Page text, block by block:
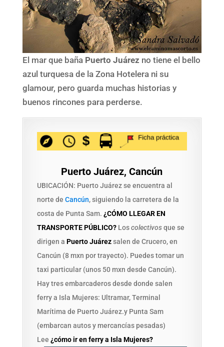
El mar que baña Puerto Juárez no tiene el bello
azul turquesa de la Zona Hotelera ni su
glamour, pero guarda muchas historias y
buenos rincones para perderse.
Puerto Juárez, Cancún
UBICACIÓN: Puerto Juárez se encuentra al
norte de Cancún, siguiendo la carretera de la
costa de Punta Sam. ¿CÓMO LLEGAR EN
TRANSPORTE PÚBLICO?Loscolectivosque se
dirigen a Puerto Juárezsalen de Crucero, en
Cancún (8 mxn por trayecto). Puedes tomar un
taxi particular (unos 50 mxn desde Cancún).
Hay tres embarcaderos desde donde salen
ferry a Isla Mujeres: Ultramar, Terminal
Marítima de Puerto Juárez.y Punta Sam
(embarcan autos y mercancías pesadas)
Lee ¿cómo ir en ferry a Isla Mujeres?